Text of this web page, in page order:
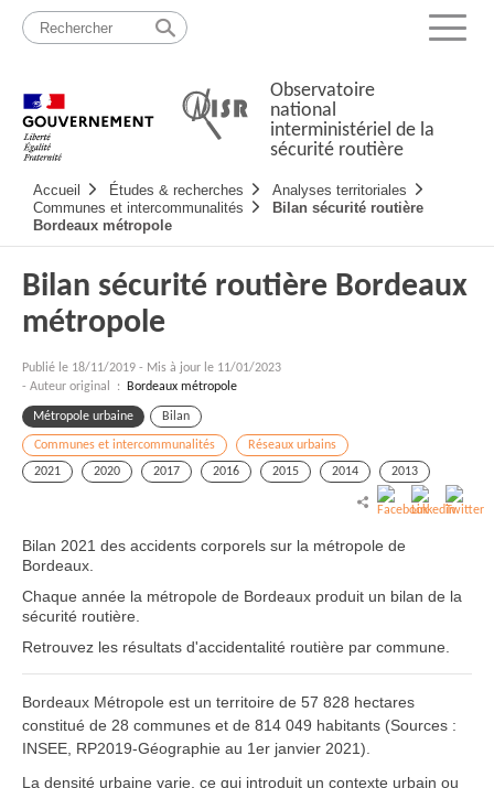
Passer
contenu
Menu
Observatoire
national
interministériel de la
sécurité routière
principale
Accueil Études & recherches
Analyses territoriales
Communes et intercommunalités
Bilan sécurité routière
Bordeaux métropole
Bilan sécurité routière Bordeaux
métropole
Publié le 18/11/2019 - Mis à jour le 11/01/2023
- Auteur original :
Bordeaux métropole
Métropole urbaine Bilan
Communes et intercommunalités
Réseaux urbains
2021
2020 2017 2016 2015 2014 2013
Bilan 2021 des accidents corporels sur la métropole de
Bordeaux.
Chaque année la métropole de Bordeaux produit un bilan de la
sécurité routière.
Retrouvez les résultats d'accidentalité routière par commune.
Bordeaux Métropole est un territoire de 57 828 hectares
constitué de 28 communes et de 814 049 habitants (Sources :
INSEE, RP2019-Géographie au 1er janvier 2021).
La densité urbaine varie, ce qui introduit un contexte urbain ou